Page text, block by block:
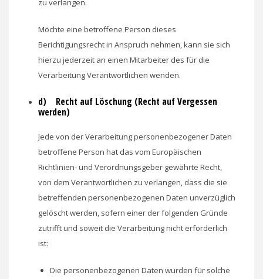
zu verlangen.
Möchte eine betroffene Person dieses
Berichtigungsrecht in Anspruch nehmen, kann sie sich
hierzu jederzeit an einen Mitarbeiter des für die
Verarbeitung Verantwortlichen wenden.
d) Recht auf Löschung (Recht auf Vergessen
werden)
Jede von der Verarbeitung personenbezogener Daten
betroffene Person hat das vom Europäischen
Richtlinien- und Verordnungsgeber gewährte Recht,
von dem Verantwortlichen zu verlangen, dass die sie
betreffenden personenbezogenen Daten unverzüglich
gelöscht werden, sofern einer der folgenden Gründe
zutrifft und soweit die Verarbeitung nicht erforderlich
ist:
Die personenbezogenen Daten wurden für solche